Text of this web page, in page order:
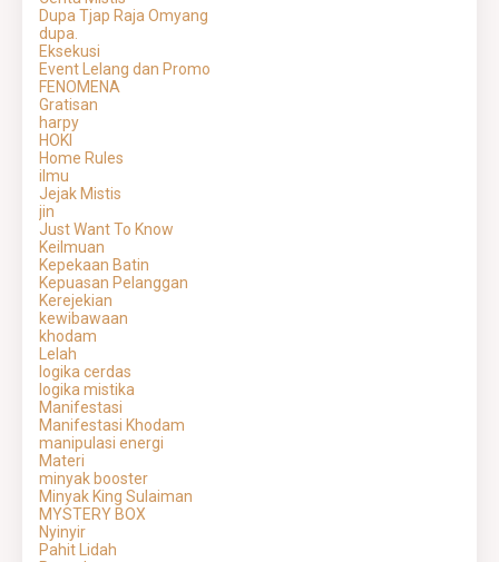
Dupa Tjap Raja Omyang
dupa.
Eksekusi
Event Lelang dan Promo
FENOMENA
Gratisan
harpy
HOKI
Home Rules
ilmu
Jejak Mistis
jin
Just Want To Know
Keilmuan
Kepekaan Batin
Kepuasan Pelanggan
Kerejekian
kewibawaan
khodam
Lelah
logika cerdas
logika mistika
Manifestasi
Manifestasi Khodam
manipulasi energi
Materi
minyak booster
Minyak King Sulaiman
MYSTERY BOX
Nyinyir
Pahit Lidah